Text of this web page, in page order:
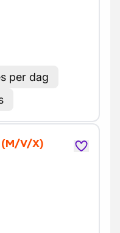
per dag
(M/V/X)